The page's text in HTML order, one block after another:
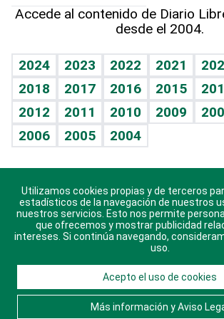
Vida y familia
Eñe
Celebrando la vida
Sin complejos
En pocas palabras
Escuchando al corazón
Economía Personal
TBT Deportivo
Más firmas
Hecho en casa
Guía del dinero
Cumpleaños
Horóscopos
Crucigramas
Accede al contenido de Diario
desde el 2004.
2024 2023 2022 2021
2018
2017 2016 2015
2012
2011 2010 2009
2006
2005 2004
Descarga nuestras aplicaciones para
sistema Huawei.
© 2021 Diario Libre, todos los
Consulta elAviso Legal. Ponte en
Utilizamos cookies propias y de terceros
estadísticos de la navegación de nuestros
nuestros servicios. Esto nos permite
que ofrecemos y mostrar publicidad
intereses. Si continúa navegando,
uso.
Acepto el uso de cookies
Más información y Aviso